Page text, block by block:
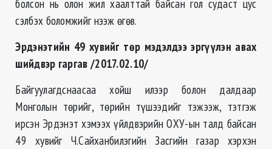
болсон нь олон жил хаалттай байсан гол судаст цус
сэлбэх боломжийг нээж өгөв.
Эрдэнэтийн 49 хувийг төр мэдэлдээ эргүүлэн авах
шийдвэр гаргав /2017.02.10/
Байгуулагдснаасаа хойш илээр болон далдаар
Монголын төрийг, төрийн түшээдийг тэжээж, тэтгэж
ирсэн Эрдэнэт хэмээх үйлдвэрийн ОХУ-ын талд байсан
49 хувийг Ч.Сайханбилэгийн Засгийн газар хэрхэн